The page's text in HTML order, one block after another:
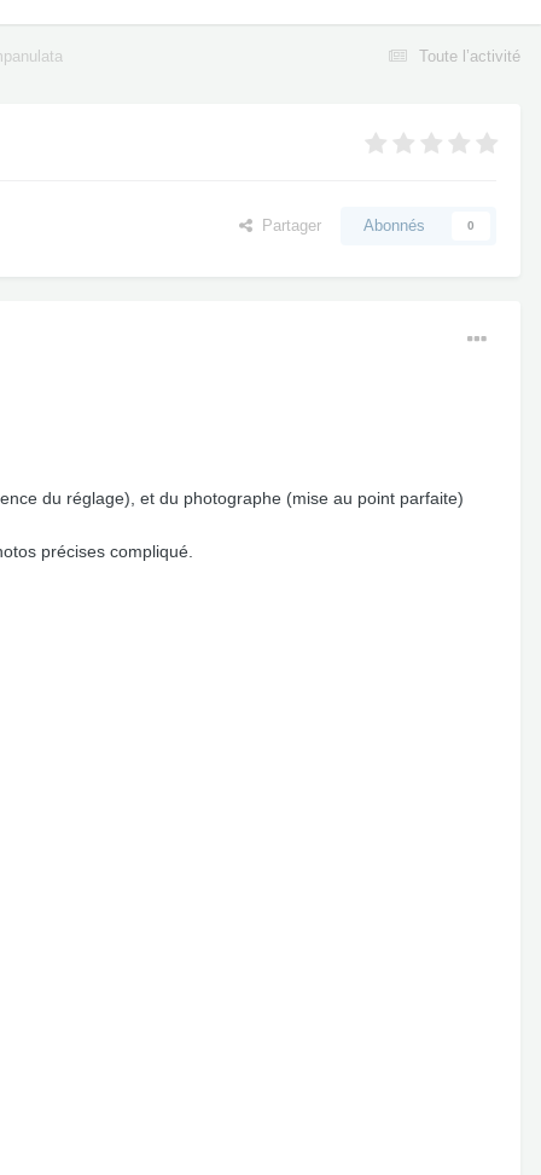
Toute l’activité
Partager Abonnés 0
du réglage), et du photographe (mise au point parfaite)
précises compliqué.